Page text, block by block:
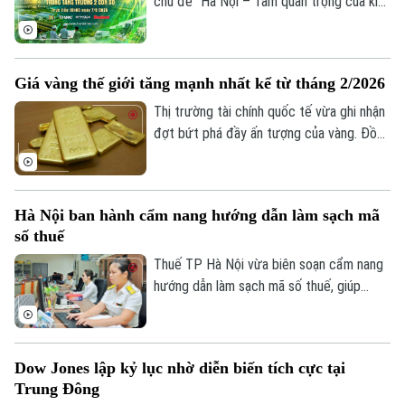
Tư vấn sức khỏe
Quần vợt
Tin tức
Sao
Điện ảnh
Thời trang
Đã phát sóng
hình Hà Nội vào 19h hôm nay, ngày 7/8.
Giá vàng thế giới tăng mạnh nhất kể từ tháng 2/2026
Thị trường tài chính quốc tế vừa ghi nhận
đợt bứt phá đầy ấn tượng của vàng. Đồng
cho là các yếu tố làm thay đổi tâm lý của
Hà Nội ban hành cẩm nang hướng dẫn làm sạch mã
số thuế
Thuế TP Hà Nội vừa biên soạn cẩm nang
hướng dẫn làm sạch mã số thuế, giúp
trong quá trình thực hiện nghĩa vụ thuế.
Dow Jones lập kỷ lục nhờ diễn biến tích cực tại
Trung Đông